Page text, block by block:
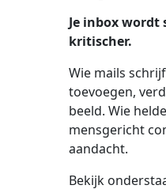
Je inbox wordt
kritischer.
Wie mails
toevoegen,
beeld. Wie
mensgericht
aandacht.
Bekijk